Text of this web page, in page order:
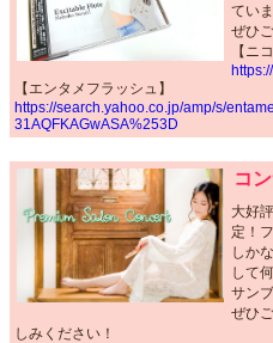
ていま
ぜひ
【ニ
【エンタメフラッシュ】
https://search.yahoo.co.jp/amp/s/
31AQFKAGwASA%253D
コ
大好
定！
しか
して
サン
ぜひ
しみください！